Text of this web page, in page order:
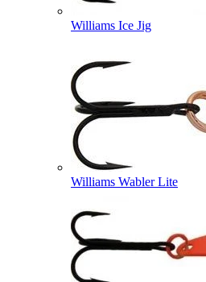
Williams Ice Jig
Williams Wabler Lite